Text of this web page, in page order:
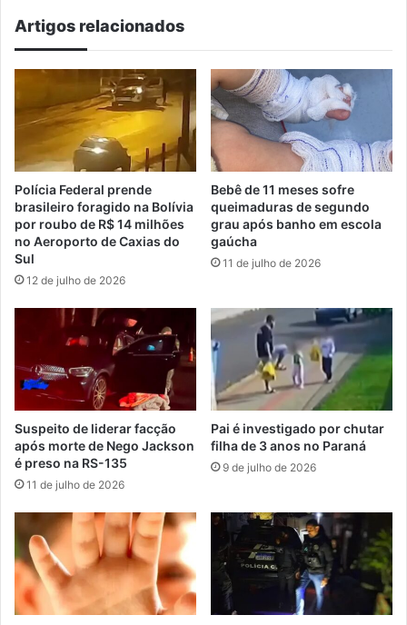
Artigos relacionados
Polícia Federal prende
brasileiro foragido na Bolívia
por roubo de R$ 14 milhões
no Aeroporto de Caxias do
Sul
12 de julho de 2026
Bebê de 11 meses sofre
queimaduras de segundo
grau após banho em escola
gaúcha
11 de julho de 2026
Suspeito de liderar facção
após morte de Nego Jackson
é preso na RS-135
11 de julho de 2026
Pai é investigado por chutar
filha de 3 anos no Paraná
9 de julho de 2026